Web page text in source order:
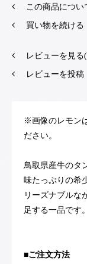
この商品につい
買い物を続ける
レビューを見る
レビューを投稿
※画像のレモン
ださい。
鳥取県産牛のタ
味たっぷりの希
リーズナブルな
足する一品です。
■ご注文方法